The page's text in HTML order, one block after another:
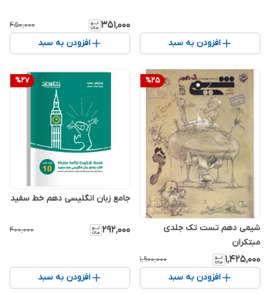
افزودن به سبد
۳۵۱٬۰۰۰ ۴۵۰٬۰۰۰
افزودن به سبد
%25
شیمی دهم تست تک جلدی
مبتکران
۱٬۴۲۵٬۰۰۰ ۱٬۹۰۰٬۰۰۰
افزودن به سبد
%27
جامع زبان انگلیسی دهم خط سفید
۲۹۲٬۰۰۰ ۴۰۰٬۰۰۰
افزودن به سبد